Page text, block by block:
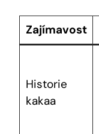
Zajímavost
Historie
kakaa